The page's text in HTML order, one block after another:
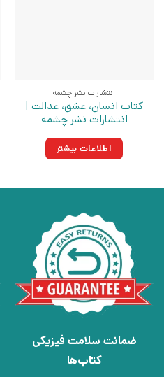
انتشارات نشر چشمه
کتاب انسان، عشق، عدالت |
انتشارات نشر چشمه
اطلاعات بیشتر
ضمانت سلامت فیزیکی
کتاب‌ها